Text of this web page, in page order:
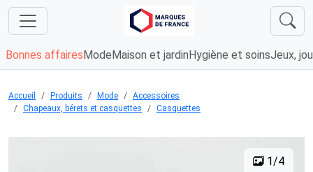
Bonnes affaires Mode Maison et jardin Hygiène et soinsJeux,
Accueil Produits Mode
Accessoires
Chapeaux, bérets et casquettes
Casquettes
1/4